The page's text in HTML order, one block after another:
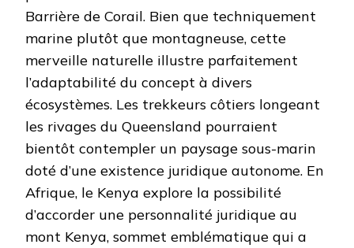
Barrière de Corail. Bien que techniquement
marine plutôt que montagneuse, cette
merveille naturelle illustre parfaitement
l’adaptabilité du concept à divers
écosystèmes. Les trekkeurs côtiers longeant
les rivages du Queensland pourraient
bientôt contempler un paysage sous-marin
doté d’une existence juridique autonome. En
Afrique, le Kenya explore la possibilité
d’accorder une personnalité juridique au
mont Kenya, sommet emblématique qui a